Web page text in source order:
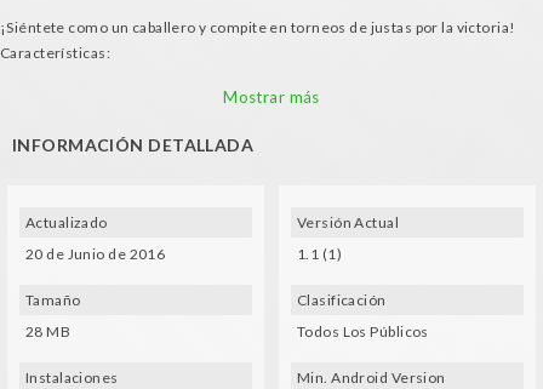
¡Siéntete como un caballero y compite en torneos de justas por la victoria!
Características:
- Controla la justa simplemente con tu móvil y tus gafas de realidad virtual
Mostrar más
INFORMACIÓN DETALLADA
Actualizado
20 de Junio de 2016
Tamaño
28 MB
Instalaciones
Versión Actual
1.1 (1)
Clasificación
Todos Los Públicos
Min. Android Version